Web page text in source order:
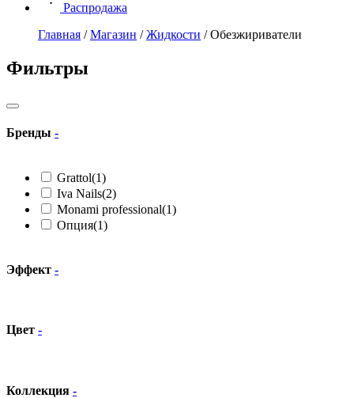
Распродажа
Главная /Магазин /Жидкости /Обезжириватели
Фильтры
Бренды -
Grattol(1)
Iva Nails(2)
Monami professional(1)
Опция(1)
Эффект -
Цвет -
Коллекция -